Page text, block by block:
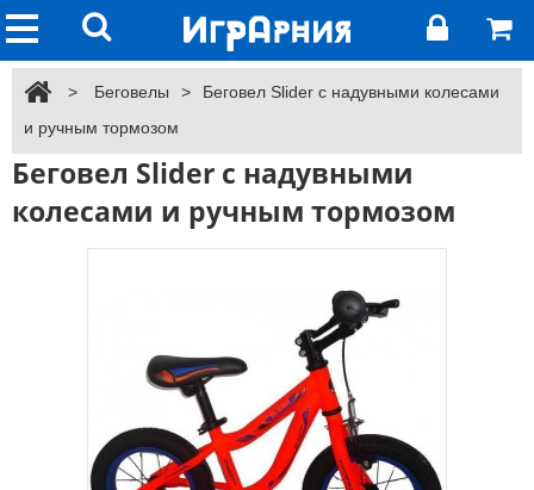
> Беговелы >
Беговел Slider с надувными колесами
и ручным тормозом
Беговел Slider с надувными
колесами и ручным тормозом